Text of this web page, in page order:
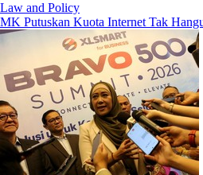
Law and Policy
MK Putuskan Kuota Internet Tak